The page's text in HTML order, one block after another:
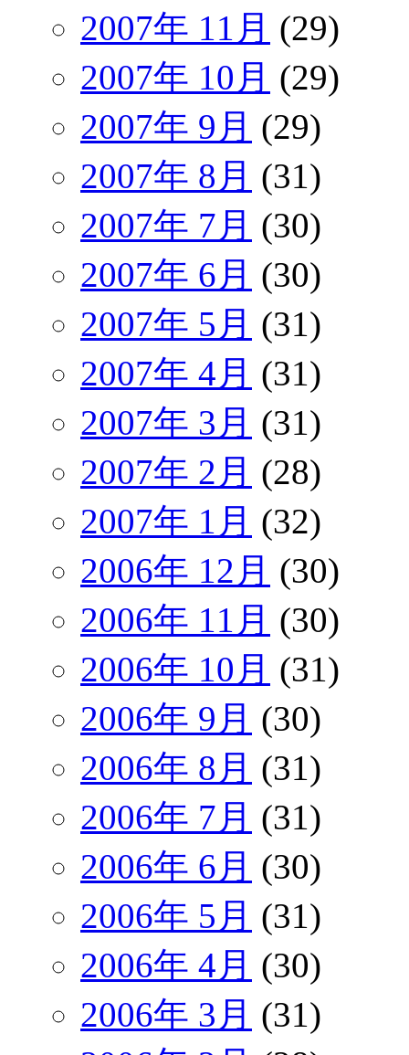
2007年 11月 (29)
2007年 10月 (29)
2007年 9月 (29)
2007年 8月 (31)
2007年 7月 (30)
2007年 6月 (30)
2007年 5月 (31)
2007年 4月 (31)
2007年 3月 (31)
2007年 2月 (28)
2007年 1月 (32)
2006年 12月 (30)
2006年 11月 (30)
2006年 10月 (31)
2006年 9月 (30)
2006年 8月 (31)
2006年 7月 (31)
2006年 6月 (30)
2006年 5月 (31)
2006年 4月 (30)
2006年 3月 (31)